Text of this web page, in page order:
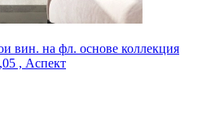
вин. на фл. основе коллекция
, Аспект